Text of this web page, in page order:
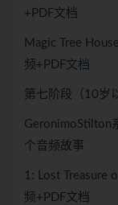
+PDF文档
Magic Tree
频+PDF文档
第七阶段（10岁
GeronimoStilton
个音频故事
1: Lost Treasure
频+PDF文档